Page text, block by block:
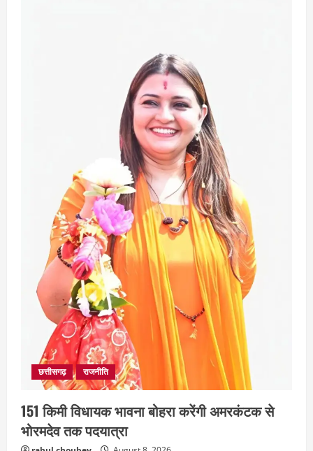
राष्ट्रीय हथकरघा दिवस
August 7, 2026
छत्तीसगढ़ राज्य लाइफ स्टाइल
एक रक्तदान , दोस्ती के नाम
August 7, 2026
4
अपराध छत्तीसगढ़
बहन ने कारोबारी भाई पर लगाया करोड़ों रुपये
की धोखाधड़ी का आरोप
August 7, 2026
छत्तीसगढ़ राजनीति
151 किमी विधायक भावना बोहरा करेंगी अमरकंटक से
भोरमदेव तक पदयात्रा